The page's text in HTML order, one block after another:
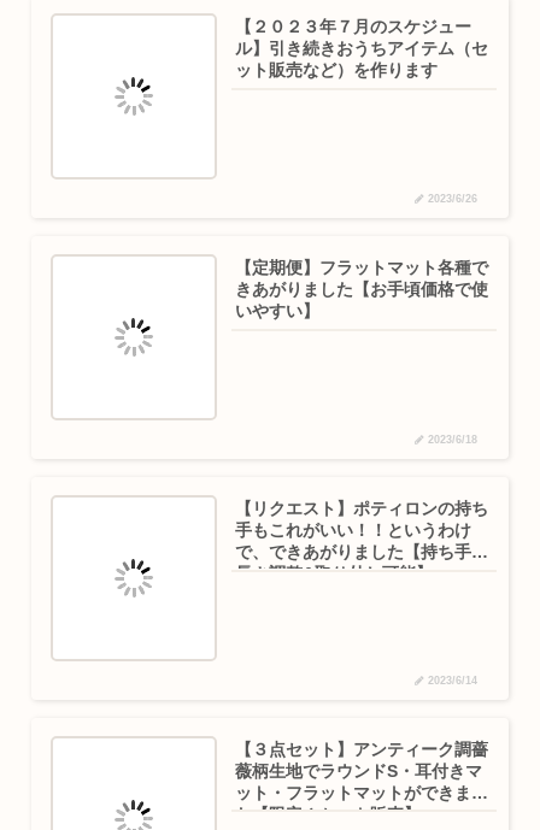
【２０２３年７月のスケジュー
ル】引き続きおうちアイテム（セ
ット販売など）を作ります
2023/6/26
【定期便】フラットマット各種で
きあがりました【お手頃価格で使
いやすい】
2023/6/18
【リクエスト】ポティロンの持ち
手もこれがいい！！というわけ
で、できあがりました【持ち手の
長さ調整&取り外し可能】
2023/6/14
【３点セット】アンティーク調薔
薇柄生地でラウンドS・耳付きマ
ット・フラットマットができまし
た【限定１セット販売】